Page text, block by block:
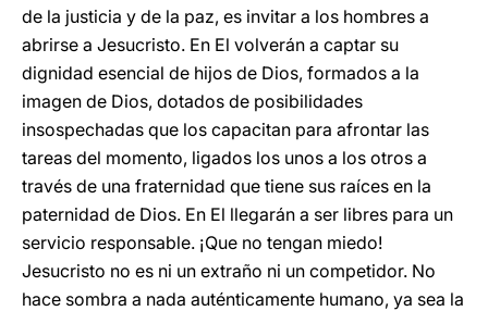
de la justicia y de la paz, es invitar a los hombres a
abrirse a Jesucristo. En El volverán a captar su
dignidad esencial de hijos de Dios, formados a la
imagen de Dios, dotados de posibilidades
insospechadas que los capacitan para afrontar las
tareas del momento, ligados los unos a los otros a
través de una fraternidad que tiene sus raíces en la
paternidad de Dios. En El llegarán a ser libres para un
servicio responsable. ¡Que no tengan miedo!
Jesucristo no es ni un extraño ni un competidor. No
hace sombra a nada au­ténticamente humano, ya sea la